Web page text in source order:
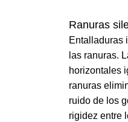
Ranuras
Entalladuras
las ranuras.
horizontales
ranuras
ruido de los
rigidez entre